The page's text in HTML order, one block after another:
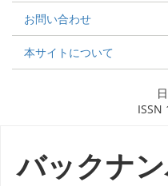
お問い合わせ
本サイトについて
ISSN
バックナ